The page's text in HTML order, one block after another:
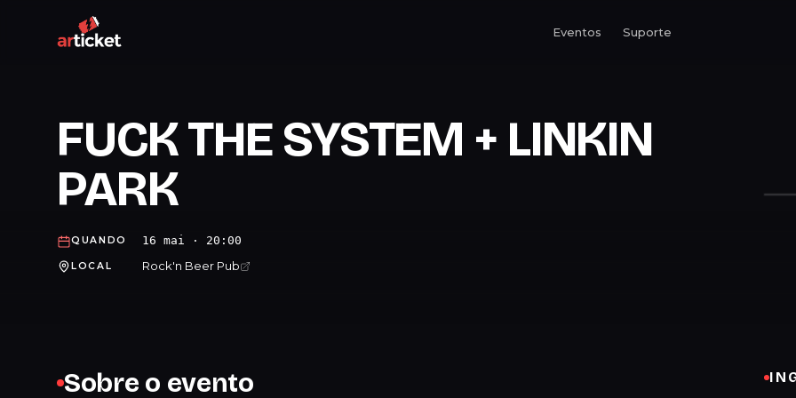
Eventos Suporte
FUCK THE SYSTEM + LINKIN
PARK
QUANDO 16 mai · 20:00
LOCAL Rock'n Beer Pub
Sobre o evento